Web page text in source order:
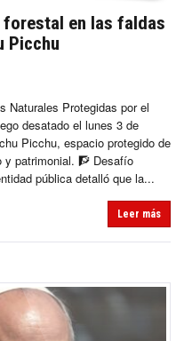
forestal en las faldas
Picchu
Naturales Protegidas por el
desatado el lunes 3 de
Picchu, espacio protegido de
y patrimonial. 🧗 Desafío
pública detalló que la...
Leer más